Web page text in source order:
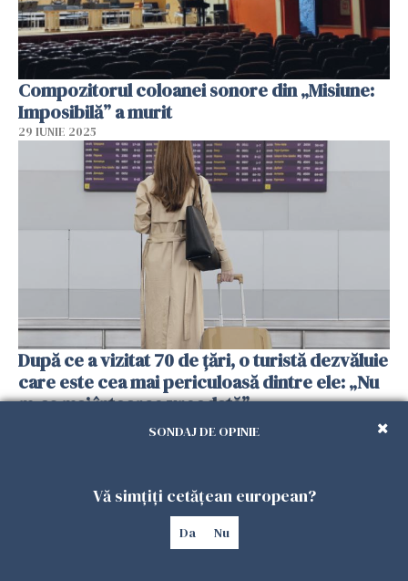
Compozitorul coloanei sonore din „Misiune:
Imposibilă” a murit
29 IUNIE 2025
După ce a vizitat 70 de țări, o turistă dezvăluie
care este cea mai periculoasă dintre ele: „Nu
m-aș mai întoarce vreodată”
SONDAJ DE OPINIE
Vă simțiți cetățean european?
Da Nu